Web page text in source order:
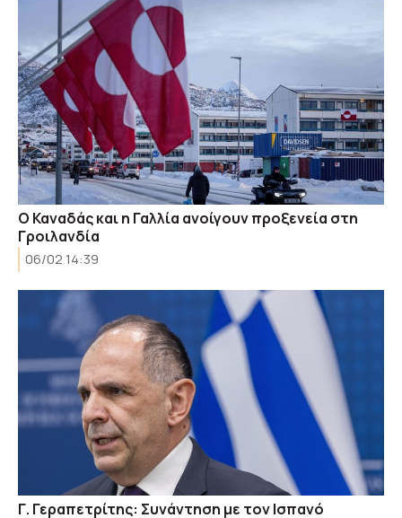
Ο Καναδάς και η Γαλλία ανοίγουν προξενεία στη
Γροιλανδία
06/02 14:39
Γ. Γεραπετρίτης: Συνάντηση με τον Ισπανό